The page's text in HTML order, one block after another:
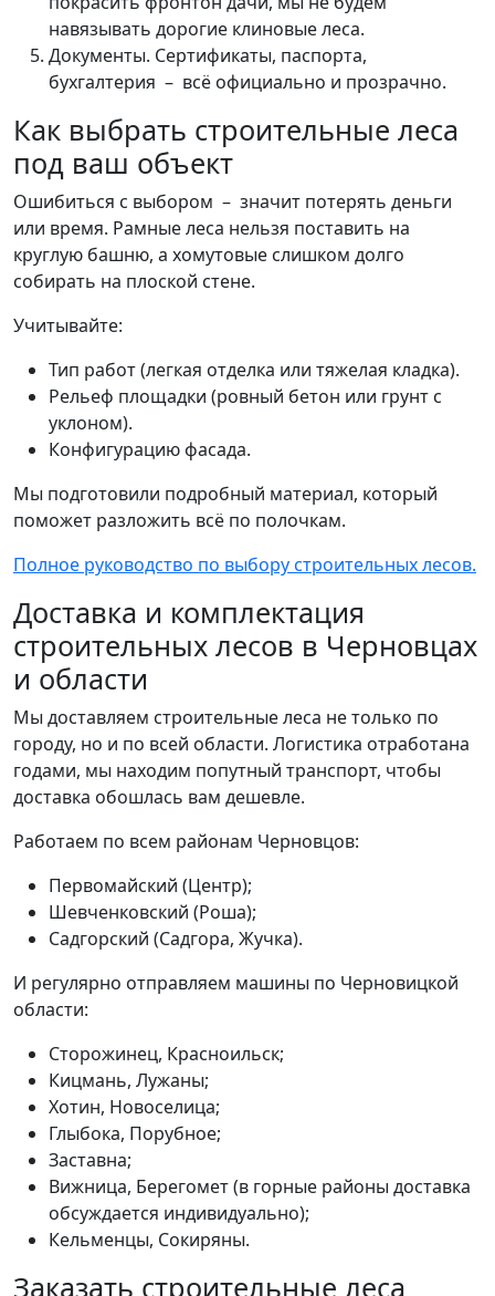
навязывать дорогие клиновые леса.
Документы. Сертификаты, паспорта,
бухгалтерия – всё официально и прозрачно.
Как выбрать строительные леса
под ваш объект
Ошибиться с выбором – значит потерять деньги
или время. Рамные леса нельзя поставить на
круглую башню, а хомутовые слишком долго
собирать на плоской стене.
Учитывайте:
Тип работ (легкая отделка или тяжелая кладка).
Рельеф площадки (ровный бетон или грунт с
уклоном).
Конфигурацию фасада.
Мы подготовили подробный материал, который
поможет разложить всё по полочкам.
Полное руководство по выбору строительных лесов.
Доставка и комплектация
строительных лесов в Черновцах
и области
Мы доставляем строительные леса не только по
городу, но и по всей области. Логистика отработана
годами, мы находим попутный транспорт, чтобы
доставка обошлась вам дешевле.
Работаем по всем районам Черновцов:
Первомайский (Центр);
Шевченковский (Роша);
Садгорский (Садгора, Жучка).
И регулярно отправляем машины по Черновицкой
области:
Сторожинец, Красноильск;
Кицмань, Лужаны;
Хотин, Новоселица;
Глыбока, Порубное;
Заставна;
Вижница, Берегомет (в горные районы доставка
обсуждается индивидуально);
Кельменцы, Сокиряны.
Заказать строительные леса